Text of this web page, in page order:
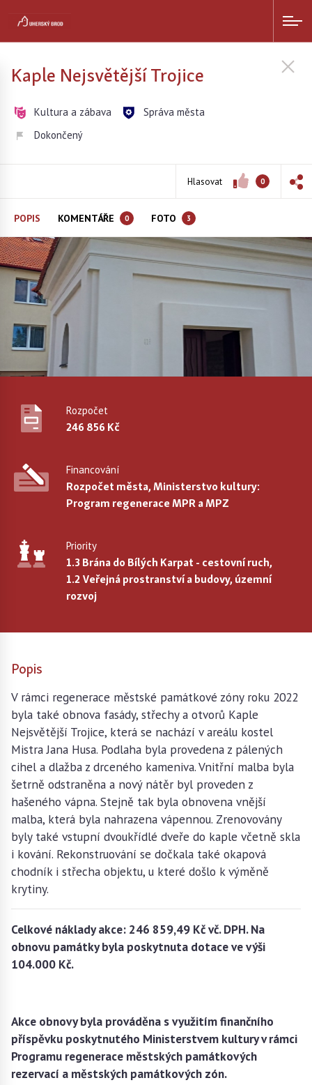
Kaple Nejsvětější Trojice
Kultura a zábava
Správa města
Dokončený
Hlasovat 0
POPIS KOMENTÁŘE 0 FOTO 3
Rozpočet
246 856 Kč
Financování
Rozpočet města, Ministerstvo kultury:
Program regenerace MPR a MPZ
Priority
1.3 Brána do Bílých Karpat - cestovní ruch,
1.2 Veřejná prostranství a budovy, územní
rozvoj
Popis
V rámci regenerace městské památkové zóny roku 2022
byla také obnova fasády, střechy a otvorů Kaple
Nejsvětější Trojice, která se nachází v areálu kostel
Mistra Jana Husa. Podlaha byla provedena z pálených
cihel a dlažba z drceného kameniva. Vnitřní malba byla
šetrně odstraněna a nový nátěr byl proveden z
hašeného vápna. Stejně tak byla obnovena vnější
malba, která byla nahrazena vápennou. Zrenovovány
byly také vstupní dvoukřídlé dveře do kaple včetně skla
i kování. Rekonstruování se dočkala také okapová
chodník i střecha objektu, u které došlo k výměně
krytiny.
Celkové náklady akce: 246 859,49 Kč vč. DPH. Na
obnovu památky byla poskytnuta dotace ve výši
104.000 Kč.
Akce obnovy byla prováděna s využitím finančního
příspěvku poskytnutého Ministerstvem kultury v rámci
Programu regenerace městských památkových
rezervací a městských památkových zón.